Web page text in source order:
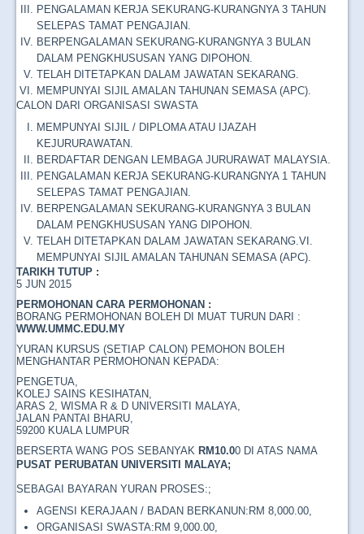
PENGALAMAN KERJA SEKURANG-KURANGNYA 3 TAHUN
SELEPAS TAMAT PENGAJIAN.
BERPENGALAMAN SEKURANG-KURANGNYA 3 BULAN
DALAM PENGKHUSUSAN YANG DIPOHON.
TELAH DITETAPKAN DALAM JAWATAN SEKARANG.
MEMPUNYAI SIJIL AMALAN TAHUNAN SEMASA (APC).
CALON DARI ORGANISASI SWASTA
MEMPUNYAI SIJIL / DIPLOMA ATAU IJAZAH
KEJURURAWATAN.
BERDAFTAR DENGAN LEMBAGA JURURAWAT MALAYSIA.
PENGALAMAN KERJA SEKURANG-KURANGNYA 1 TAHUN
SELEPAS TAMAT PENGAJIAN.
BERPENGALAMAN SEKURANG-KURANGNYA 3 BULAN
DALAM PENGKHUSUSAN YANG DIPOHON.
TELAH DITETAPKAN DALAM JAWATAN SEKARANG.VI.
MEMPUNYAI SIJIL AMALAN TAHUNAN SEMASA (APC).
TARIKH TUTUP :
5 JUN 2015
PERMOHONAN CARA PERMOHONAN :
BORANG PERMOHONAN BOLEH DI MUAT TURUN DARI :
WWW.UMMC.EDU.MY
YURAN KURSUS (SETIAP CALON) PEMOHON BOLEH
MENGHANTAR PERMOHONAN KEPADA:
PENGETUA,
KOLEJ SAINS KESIHATAN,
ARAS 2, WISMA R & D UNIVERSITI MALAYA,
JALAN PANTAI BHARU,
59200 KUALA LUMPUR
BERSERTA WANG POS SEBANYAK RM10.00 DI ATAS NAMA
PUSAT PERUBATAN UNIVERSITI MALAYA;
SEBAGAI BAYARAN YURAN PROSES:;
AGENSI KERAJAAN / BADAN BERKANUN:RM 8,000.00,
ORGANISASI SWASTA:RM 9,000.00,